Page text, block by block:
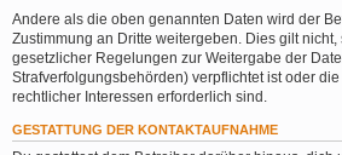
Andere als die oben genannten Daten wird der
Zustimmung an Dritte weitergeben. Dies gilt nicht,
gesetzlicher Regelungen zur Weitergabe der
Strafverfolgungsbehörden) verpflichtet ist oder
rechtlicher Interessen erforderlich sind.
GESTATTUNG DER KONTAKTAUFNAHME